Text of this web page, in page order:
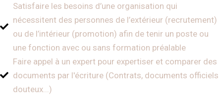
Satisfaire les besoins d’une organisation qui
nécessitent des personnes de l’extérieur (recrutement)
ou de l’intérieur (promotion) afin de tenir un poste ou
une fonction avec ou sans formation préalable
Faire appel à un expert pour expertiser et comparer des
documents par l'écriture (Contrats, documents officiels
douteux...)